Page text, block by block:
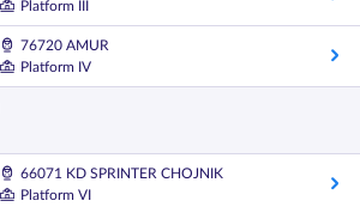
Platform III
76720 AMUR
Platform IV
66071 KD SPRINTER CHOJNIK
Platform VI